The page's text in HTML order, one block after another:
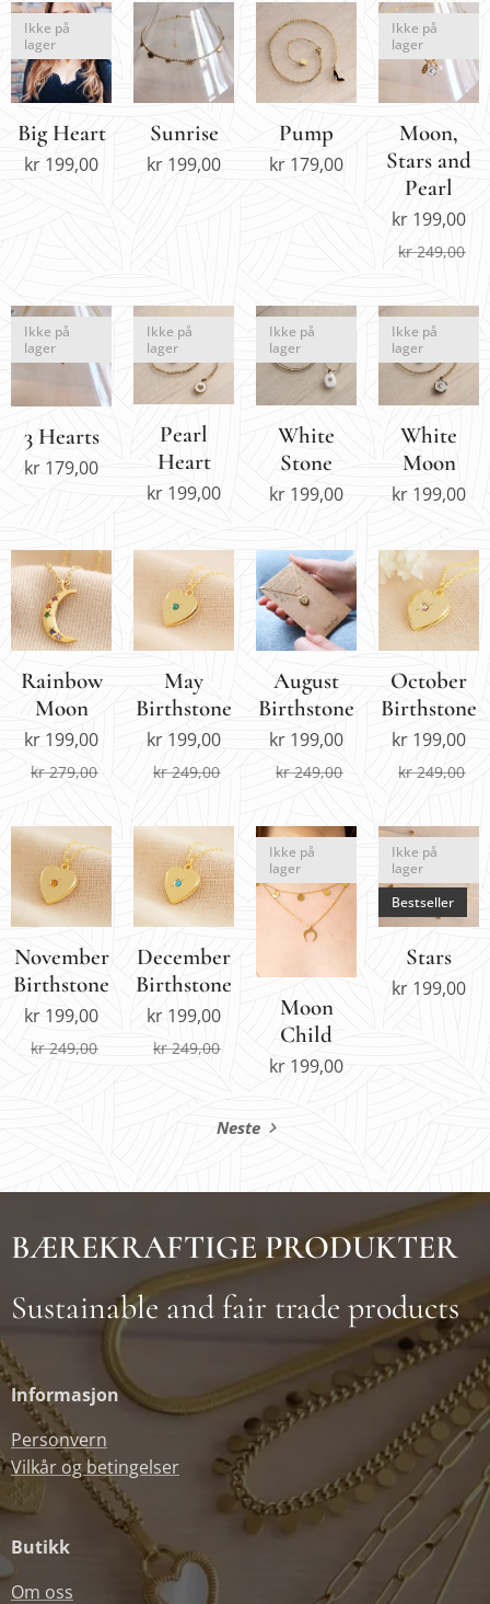
Big Heart
Ikke på
lager
kr 199,00
Sunrise
kr 199,00
Pump
kr 179,00
Moon,
Stars and
Pearl
Ikke på
lager
kr 199,00
kr249,00
3 Hearts
Ikke på
lager
kr 179,00
Pearl
Heart
Ikke på
lager
kr 199,00
White
Stone
Ikke på
lager
kr 199,00
White
Moon
Ikke på
lager
kr 199,00
Rainbow
Moon
kr 199,00
kr279,00
May
Birthstone
kr 199,00
kr249,00
August
Birthstone
kr 199,00
kr249,00
October
Birthstone
kr 199,00
kr249,00
November
Birthstone
kr 199,00
kr249,00
December
Birthstone
kr 199,00
kr249,00
Moon
Child
Ikke på
lager
kr 199,00
Stars
Ikke på
lager
Bestseller
kr 199,00
Neste
BÆREKRAFTIGE PRODUKTER
Sustainable and fair trade products
Informasjon
Personvern
Vilkår og betingelser
Butikk
Om oss